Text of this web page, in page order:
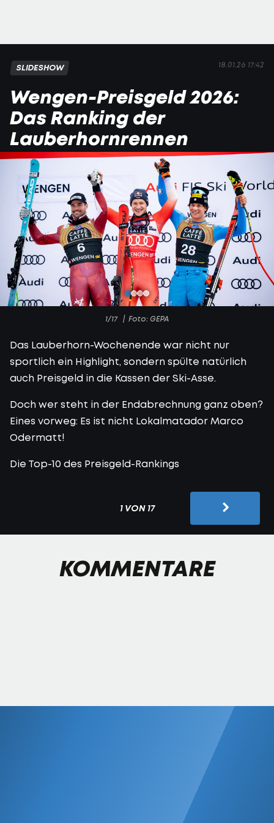
18.01.26 17:42
SLIDESHOW
Wengen-Preisgeld 2026:
Das Ranking der
Lauberhornrennen
1/17 Foto: GEPA
Das Lauberhorn-Wochenende war nicht nur
sportlich ein Highlight, sondern spülte natürlich
auch Preisgeld in die Kassen der Ski-Asse.
Doch wer steht in der Endabrechnung ganz oben?
Eines vorweg: Es ist nicht Lokalmatador Marco
Odermatt!
Die Top-10 des Preisgeld-Rankings
1 VON 17
KOMMENTARE